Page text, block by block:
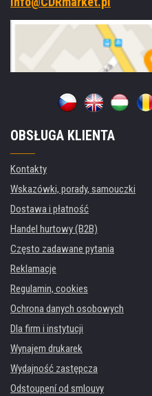
OBSŁUGA KLIENTA
Kontakty
Wskazówki, porady, samouczki
Dostawa i płatność
Handel hurtowy (B2B)
Często zadawane pytania
Reklamacje
Regulamin, cookies
Ochrona danych osobowych
Dla firm i instytucji
Wynajem drukarek
Wydajność zastępcza
Odstoupení od smlouvy